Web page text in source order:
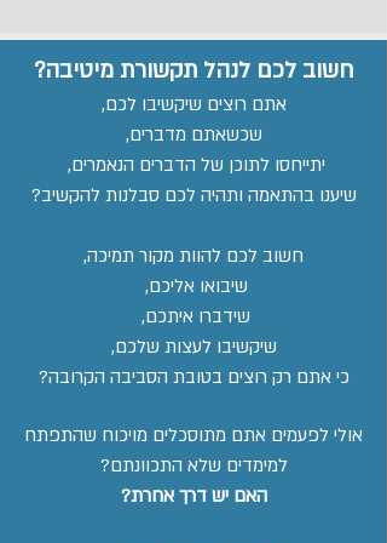
חשוב לכם לנהל תקשורת מיטיבה?
אתם רוצים שיקשיבו לכם,
שכשאתם מדברים,
יתייחסו לתוכן של הדברים הנאמרים,
שיענו בהתאמה ותהיה לכם סבלנות להקשיב?
חשוב לכם להוות מקור תמיכה,
שיבואו אליכם,
שידברו איתכם,
שיקשיבו לעצות שלכם,
כי אתם רק רוצים בטובת הסביבה הקרובה?
אולי לפעמים אתם מתוסכלים מויכוח שהתפתח
למימדים שלא התכוונתם?
האם יש דרך אחרת?